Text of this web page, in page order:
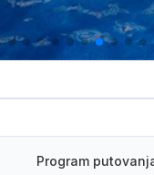
Program